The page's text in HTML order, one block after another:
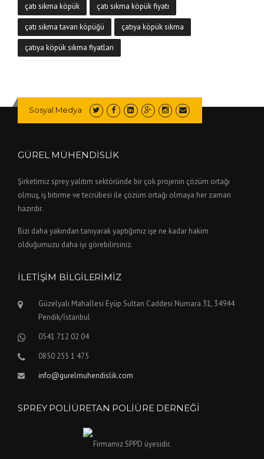
çatı sıkma köpük çatı sıkma köpük fiyatı
çatı sıkma tavan köpüğü çatıya köpük sıkma
çatıya köpük sıkma fiyatları
Sosyal Medya
GÜREL MÜHENDİSLİK
Şirketimiz sprey yalıtım sektöründe bir çok projenin çözüm ortağı
olmuş, iş bitirme ve tecrübesi ile çözüm ortağı olmaya her zaman
hazırdır.
Bizi daha yakından tanıyarak yaptığımız işe ne kadar hakim
olduğumuzu daha iyi görebilirsiniz.
İLETIŞIM BILGILERIMIZ
Güzelyalı Mahallesi Eyüp Sultan Caddesi Numara 31, 34944
Pendik/İstanbul
0541 712 02 04
0850 255 1 475
info@gurelmuhendislik.com
SPREY POLIÜRETAN POLIÜRE DERNEĞI
Firmamız SPPD üyesidir.